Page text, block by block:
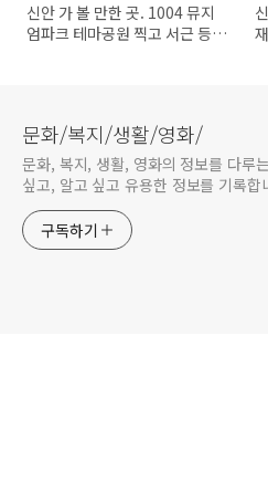
신안 가 볼 만한 곳. 1004 뮤지
엄파크 테마공원 찍고 서근 등대
문화/복지/생활/영화/
문화, 복지, 생활, 영화의 정보를 다루
싶고, 알고 싶고 유용한 정보를 기록합
구독하기